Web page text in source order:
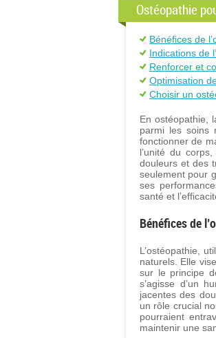
Ostéopathie
Bénéfices de
Indications de
Renforcer et
Optimisation
Choisir un
En ostéopathie,
parmi les soins
fonctionner de
l’unité du
douleurs et des
seulement pour
ses
santé et
Bénéfices de
L’ostéopathie,
naturels. Elle
sur le principe
s’agisse d’un
jacentes des
un rôle crucial
pourraient
maintenir une